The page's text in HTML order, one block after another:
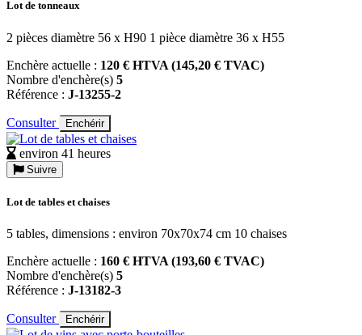
Lot de tonneaux
2 pièces diamètre 56 x H90 1 pièce diamètre 36 x H55
Enchère actuelle : 120 € HTVA (145,20 € TVAC)
Nombre d'enchère(s) 5
Référence : J-13255-2
Consulter Enchérir
environ 41 heures
Suivre
Lot de tables et chaises
5 tables, dimensions : environ 70x70x74 cm 10 chaises
Enchère actuelle : 160 € HTVA (193,60 € TVAC)
Nombre d'enchère(s) 5
Référence : J-13182-3
Consulter Enchérir